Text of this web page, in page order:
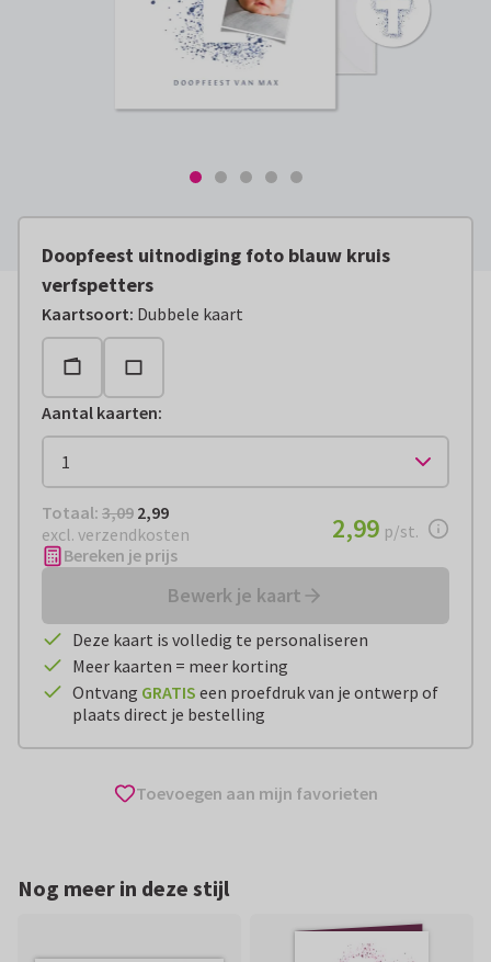
Doopfeest uitnodiging foto blauw kruis
verfspetters
Kaartsoort: Dubbele kaart
Aantal kaarten:
Totaal: € 2,99
Totaal: 3,09 2,99
excl. verzendkosten
€ 2,99per stuk
2,99 p/st.
Bereken je prijs
Bewerk je kaart
Deze kaart is volledig te personaliseren
Meer kaarten = meer korting
Ontvang GRATIS een proefdruk van je ontwerp of
plaats direct je bestelling
Toevoegen aan mijn favorieten
Nog meer in deze stijl